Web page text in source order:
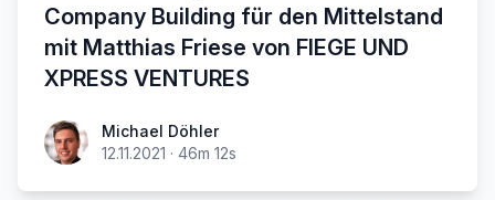
Company Building für den Mittelstand
mit Matthias Friese von FIEGE UND
XPRESS VENTURES
Michael Döhler
12.11.2021 · 46m 12s